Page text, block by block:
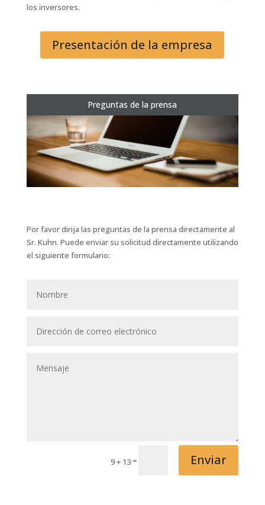
los inversores.
Presentación de la empresa
Preguntas de la prensa
Por favor dirija las preguntas de la prensa directamente al
Sr. Kuhn. Puede enviar su solicitud directamente utilizando
el siguiente formulario:
9 + 13= Enviar